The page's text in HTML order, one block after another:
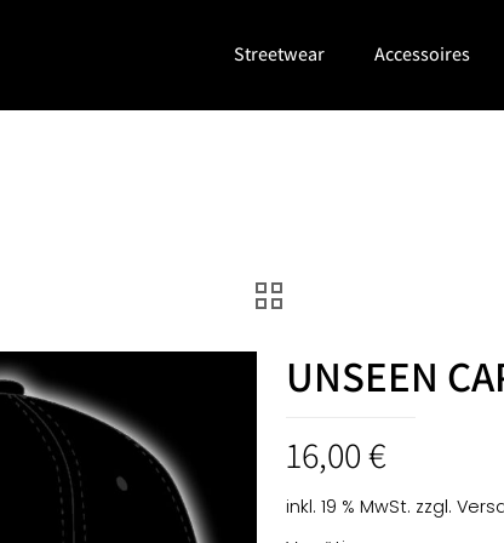
Streetwear Accessoires
UNSEEN
16,00€
inkl. 19 % MwSt. zzgl.